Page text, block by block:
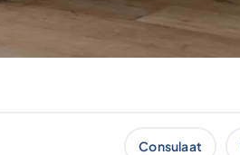
Consulaat